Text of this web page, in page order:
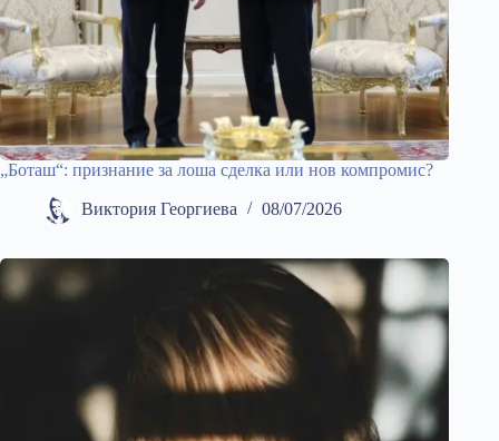
„Боташ“: признание за лоша сделка или нов компромис?
Виктория Георгиева 08/07/2026